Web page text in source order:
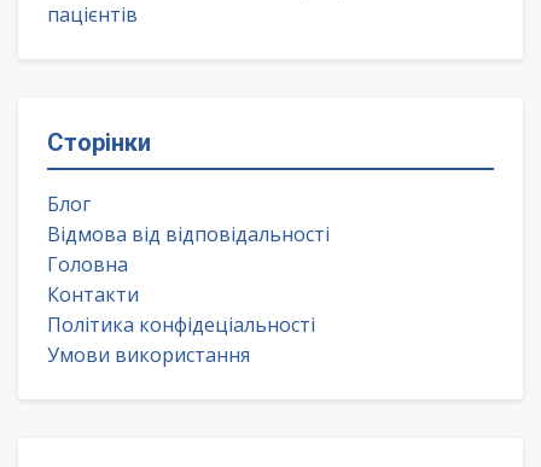
пацієнтів
Сторінки
Блог
Відмова від відповідальності
Головна
Контакти
Політика конфідеціальності
Умови використання